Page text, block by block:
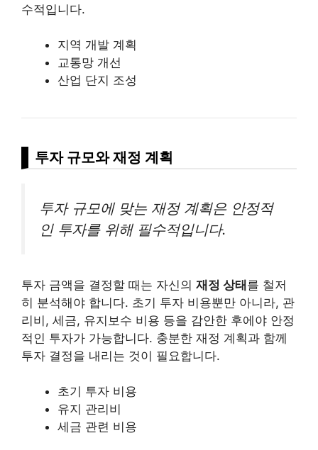
수적입니다.
지역 개발 계획
교통망 개선
산업 단지 조성
투자 규모와 재정 계획
투자 규모에 맞는 재정 계획은 안정적
인 투자를 위해 필수적입니다.
투자 금액을 결정할 때는 자신의 재정 상태를 철저
히 분석해야 합니다. 초기 투자 비용뿐만 아니라, 관
리비, 세금, 유지보수 비용 등을 감안한 후에야 안정
적인 투자가 가능합니다. 충분한 재정 계획과 함께
투자 결정을 내리는 것이 필요합니다.
초기 투자 비용
유지 관리비
세금 관련 비용